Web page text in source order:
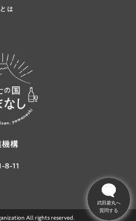
は
国や
し
構
8-11
All rights reserved.
武田菱丸へ
質問する